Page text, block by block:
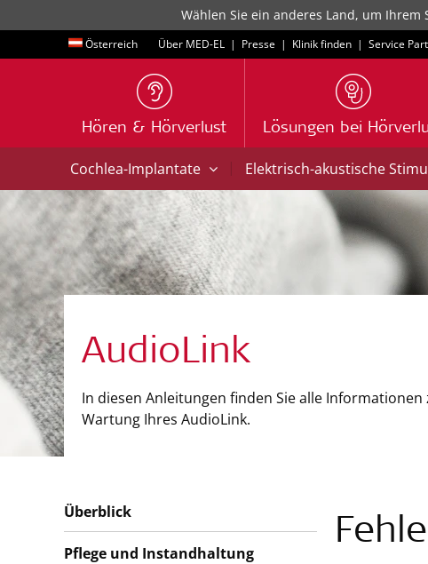
Wählen Sie ein anderes Land, um
Österreich Über MED-EL | Presse | Klinik finden | Service
Hören & Hörverlust Lösungen bei
Cochlea-Implantate | Elektrisch-akustische
AudioLink
In diesen Anleitungen finden Sie alle
Wartung Ihres AudioLink.
Überblick
Pflege und Instandhaltung